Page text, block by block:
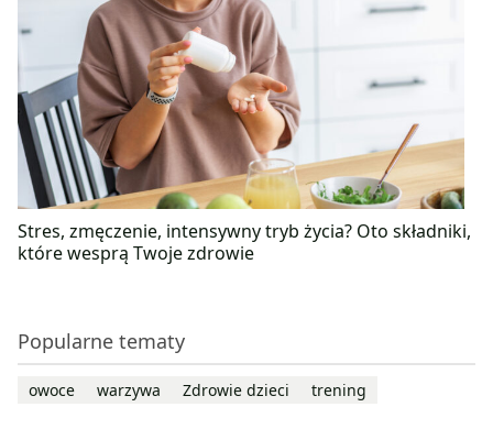
Stres, zmęczenie, intensywny tryb życia? Oto składniki,
które wesprą Twoje zdrowie
Popularne tematy
owoce warzywa Zdrowie dzieci trening